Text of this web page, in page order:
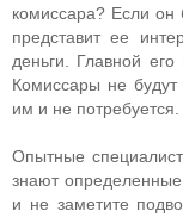
комиссара? Если он
представит ее
деньги. Главной
Комиссары не
им и не потребуется.
Опытные
знают
и не заметите